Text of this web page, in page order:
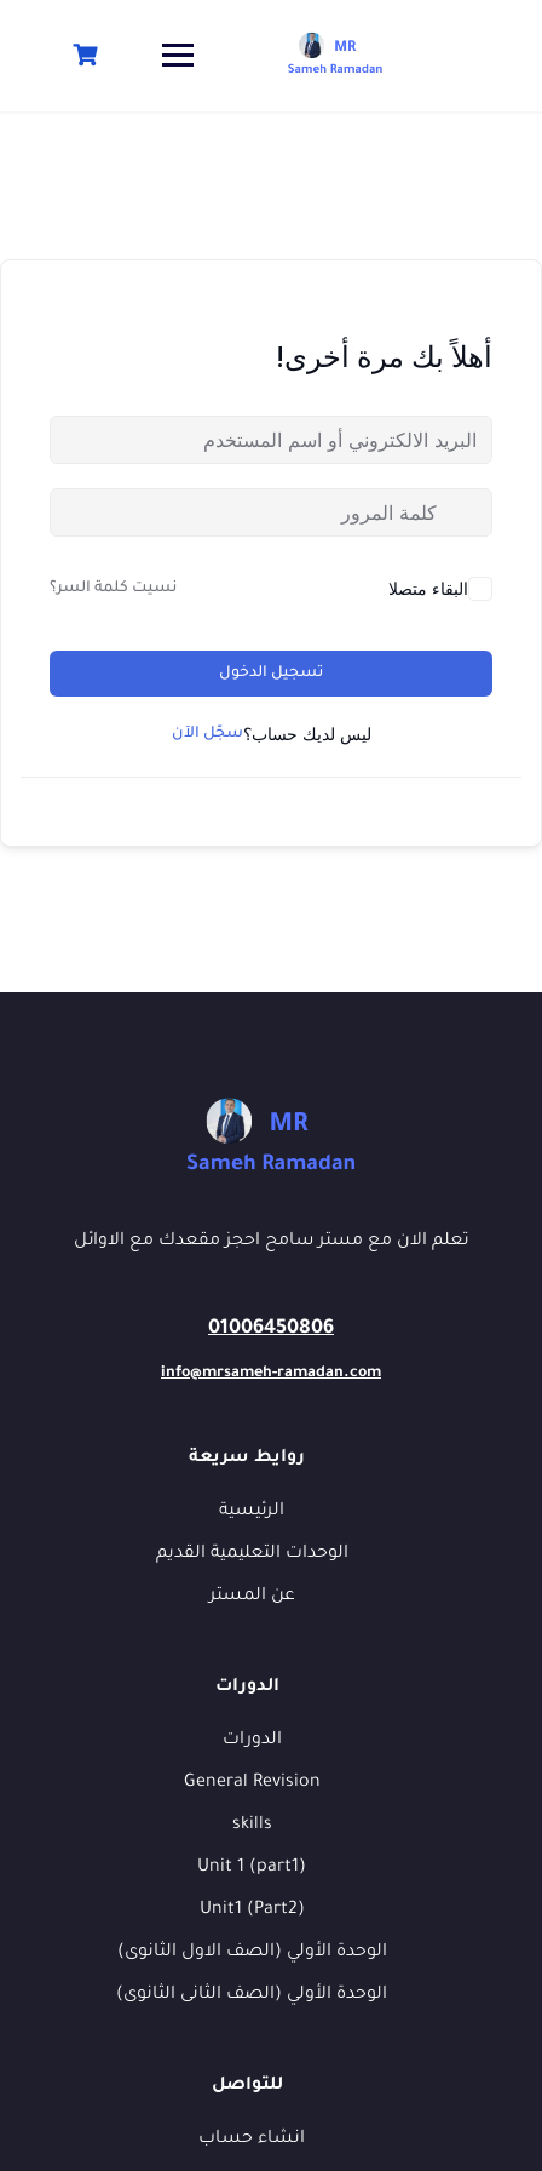
أهلاً بك مرة أخرى!
البقاء متصلا نسيت كلمة السر؟
تسجيل الدخول
ليس لديك حساب؟سجّل الآن
تعلم الان مع مستر سامح احجز مقعدك مع الاوائل
01006450806
info@mrsameh-ramadan.com
روايط سريعة
الرئيسية
الوحدات التعليمية القديم
عن المستر
الدورات
الدورات
General Revision
skills
Unit 1 (part1)
Unit1 (Part2)
الوحدة الأولي (الصف الاول الثانوى)
الوحدة الأولي (الصف الثانى الثانوى)
للتواصل
انشاء حساب